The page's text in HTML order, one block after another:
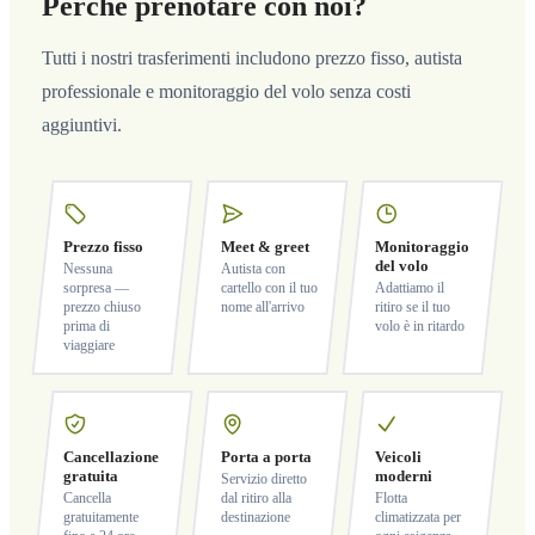
Perché prenotare con noi?
Tutti i nostri trasferimenti includono prezzo fisso, autista
professionale e monitoraggio del volo senza costi
aggiuntivi.
Prezzo fisso
Nessuna
sorpresa —
prezzo chiuso
prima di
viaggiare
Meet & greet
Autista con
cartello con il tuo
nome all'arrivo
Monitoraggio
del volo
Adattiamo il
ritiro se il tuo
volo è in ritardo
Cancellazione
gratuita
Cancella
gratuitamente
Porta a porta
Servizio diretto
dal ritiro alla
destinazione
Veicoli
moderni
Flotta
climatizzata per